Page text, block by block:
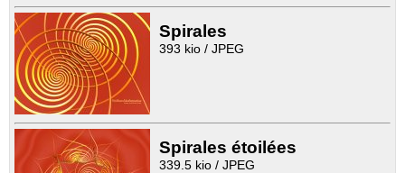
Spirales
393 kio / JPEG
Spirales étoilées
339.5 kio / JPEG